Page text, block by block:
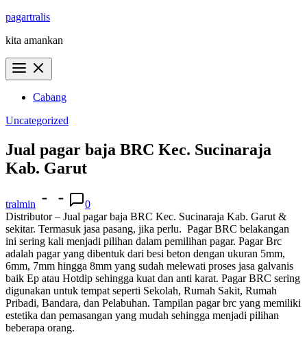
Skip
content
pagartralis
kita amankan
Cabang
Uncategorized
Jual pagar baja BRC Kec. Sucinaraja
Kab. Garut
tralmin
0
Distributor – Jual pagar baja BRC Kec. Sucinaraja Kab. Garut &
sekitar. Termasuk jasa pasang, jika perlu. Pagar BRC belakangan
ini sering kali menjadi pilihan dalam pemilihan pagar. Pagar Brc
adalah pagar yang dibentuk dari besi beton dengan ukuran 5mm,
6mm, 7mm hingga 8mm yang sudah melewati proses jasa galvanis
baik Ep atau Hotdip sehingga kuat dan anti karat. Pagar BRC sering
digunakan untuk tempat seperti Sekolah, Rumah Sakit, Rumah
Pribadi, Bandara, dan Pelabuhan. Tampilan pagar brc yang memiliki
estetika dan pemasangan yang mudah sehingga menjadi pilihan
beberapa orang.